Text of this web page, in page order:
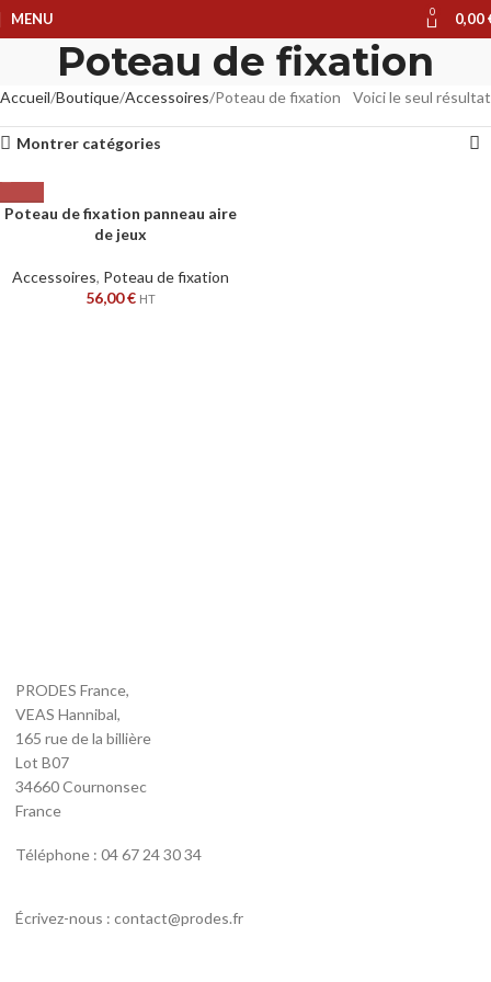
MENU 0 0,00
Poteau de fixation
Accueil Boutique Accessoires Poteau de fixation Voici le seul résultat
Montrer catégories
Poteau de fixation panneau aire
de jeux
Accessoires, Poteau de fixation
56,00€ HT
PRODES France,
VEAS Hannibal,
165 rue de la billière
Lot B07
34660 Cournonsec
France
Téléphone : 04 67 24 30 34
Écrivez-nous : contact@prodes.fr